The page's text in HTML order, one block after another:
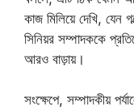
কাজ মিলিয়ে দেখি, যেন
সিনিয়র সম্পাদককে
আরও বাড়ায়।
সংক্ষেপে, সম্পাদকীয়